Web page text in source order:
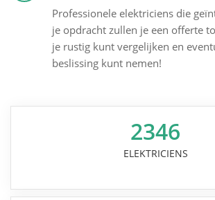
Professionele elektriciens die
je opdracht zullen je een offerte
je rustig kunt vergelijken en
beslissing kunt nemen!
2346
ELEKTRICIENS